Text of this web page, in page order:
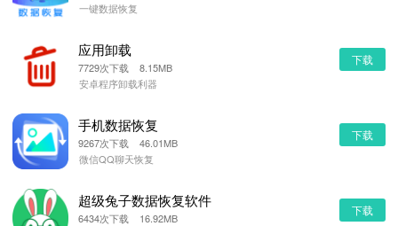
一键数据恢复
应用卸载
7729次下载 8.15MB
安卓程序卸载利器
下载
手机数据恢复
9267次下载 46.01MB
微信QQ聊天恢复
下载
超级兔子数据恢复软件
6434次下载 16.92MB
下载